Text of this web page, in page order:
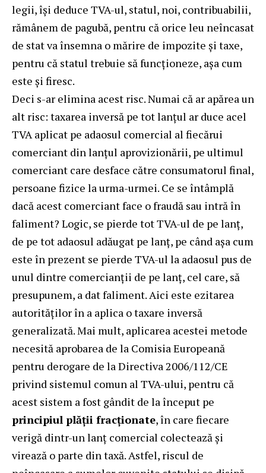
legii, își deduce TVA-ul, statul, noi, contribuabilii,
rămânem de pagubă, pentru că orice leu neîncasat
de stat va însemna o mărire de impozite și taxe,
pentru că statul trebuie să funcționeze, așa cum
este și firesc.
Deci s-ar elimina acest risc. Numai că ar apărea un
alt risc: taxarea inversă pe tot lanțul ar duce acel
TVA aplicat pe adaosul comercial al fiecărui
comerciant din lanțul aprovizionării, pe ultimul
comerciant care desface către consumatorul final,
persoane fizice la urma-urmei. Ce se întâmplă
dacă acest comerciant face o fraudă sau intră în
faliment? Logic, se pierde tot TVA-ul de pe lanț,
de pe tot adaosul adăugat pe lanț, pe când așa cum
este în prezent se pierde TVA-ul la adaosul pus de
unul dintre comercianții de pe lanț, cel care, să
presupunem, a dat faliment. Aici este ezitarea
autorităților în a aplica o taxare inversă
generalizată. Mai mult, aplicarea acestei metode
necesită aprobarea de la Comisia Europeană
pentru derogare de la Directiva 2006/112/CE
privind sistemul comun al TVA-ului, pentru că
acest sistem a fost gândit de la început pe
principiul plății fracționate, în care fiecare
verigă dintr-un lanț comercial colectează și
virează o parte din taxă. Astfel, riscul de